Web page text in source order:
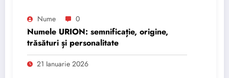
Nume 0
Numele URION: semnificație, origine,
trăsături și personalitate
21 Ianuarie 2026